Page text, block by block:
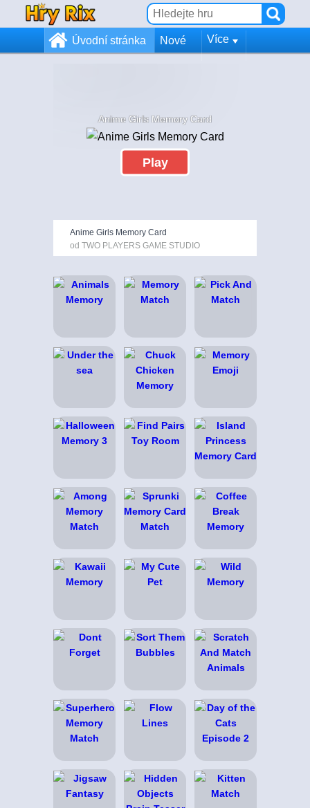
Úvodní stránka Nové Více
Anime Girls Memory Card
Play
Anime Girls Memory Card
od TWO PLAYERS GAME STUDIO